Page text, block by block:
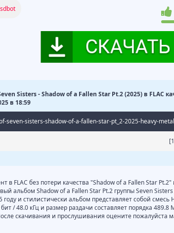
Sisters - Shadow of a Fallen Star Pt.2 (2025) в FLAC
в 18:59
seven-sisters-shadow-of-a-fallen-star-pt_2-2025-heavy-
в FLAC без потери качества "Shadow of a Fallen Star
альбом Shadow of a Fallen Star Pt.2 группы Seven
году и стилистически альбом представляет собой смесь
бит / 48.0 кГц и размер раздачи составляет порядка
скачивания и прослушивания оцените пожалуйста